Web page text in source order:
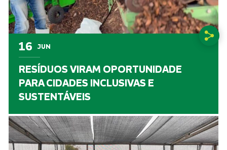
16 JUN
RESÍDUOS VIRAM OPORTUNIDADE
PARA CIDADES INCLUSIVAS E
SUSTENTÁVEIS